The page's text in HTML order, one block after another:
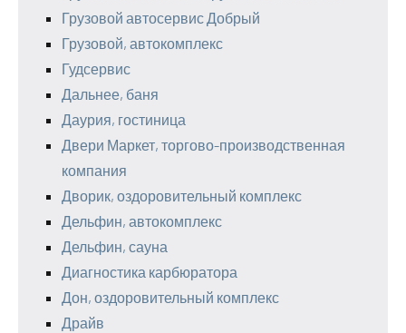
Грузовой автосервис Добрый
Грузовой, автокомплекс
Гудсервис
Дальнее, баня
Даурия, гостиница
Двери Маркет, торгово-производственная
компания
Дворик, оздоровительный комплекс
Дельфин, автокомплекс
Дельфин, сауна
Диагностика карбюратора
Дон, оздоровительный комплекс
Драйв